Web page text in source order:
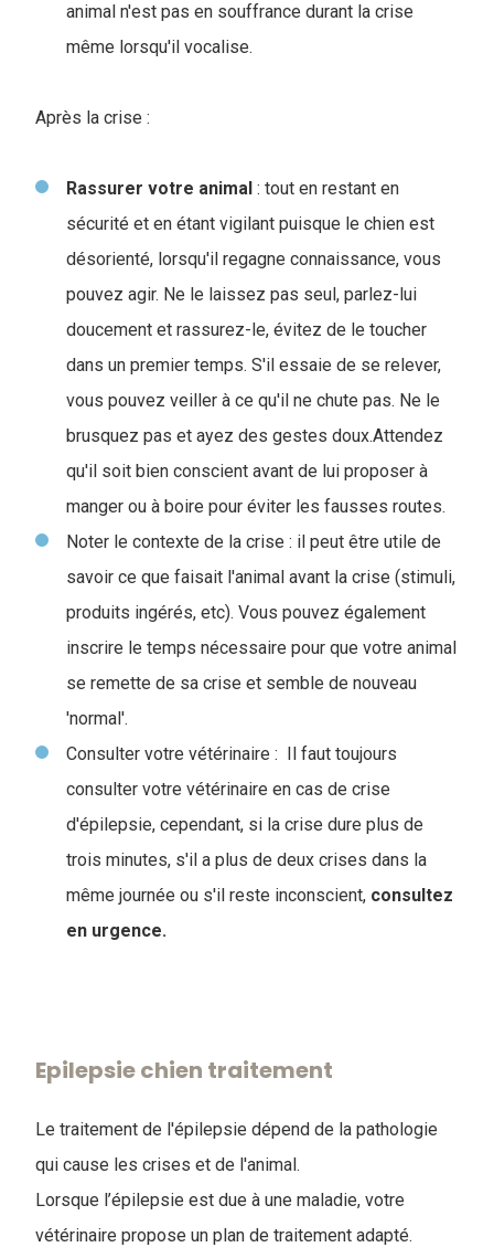
animal n'est pas en souffrance durant la crise
même lorsqu'il vocalise.
Après la crise :
Rassurer votre animal : tout en restant en
sécurité et en étant vigilant puisque le chien est
désorienté, lorsqu'il regagne connaissance, vous
pouvez agir. Ne le laissez pas seul, parlez-lui
doucement et rassurez-le, évitez de le toucher
dans un premier temps. S'il essaie de se relever,
vous pouvez veiller à ce qu'il ne chute pas. Ne le
brusquez pas et ayez des gestes doux.Attendez
qu'il soit bien conscient avant de lui proposer à
manger ou à boire pour éviter les fausses routes.
Noter le contexte de la crise : il peut être utile de
savoir ce que faisait l'animal avant la crise (stimuli,
produits ingérés, etc). Vous pouvez également
inscrire le temps nécessaire pour que votre animal
se remette de sa crise et semble de nouveau
'normal'.
Consulter votre vétérinaire : Il faut toujours
consulter votre vétérinaire en cas de crise
d'épilepsie, cependant, si la crise dure plus de
trois minutes, s'il a plus de deux crises dans la
même journée ou s'il reste inconscient, consultez
en urgence.
Epilepsie chien traitement
Le traitement de l'épilepsie dépend de la pathologie
qui cause les crises et de l'animal.
Lorsque l’épilepsie est due à une maladie, votre
vétérinaire propose un plan de traitement adapté.